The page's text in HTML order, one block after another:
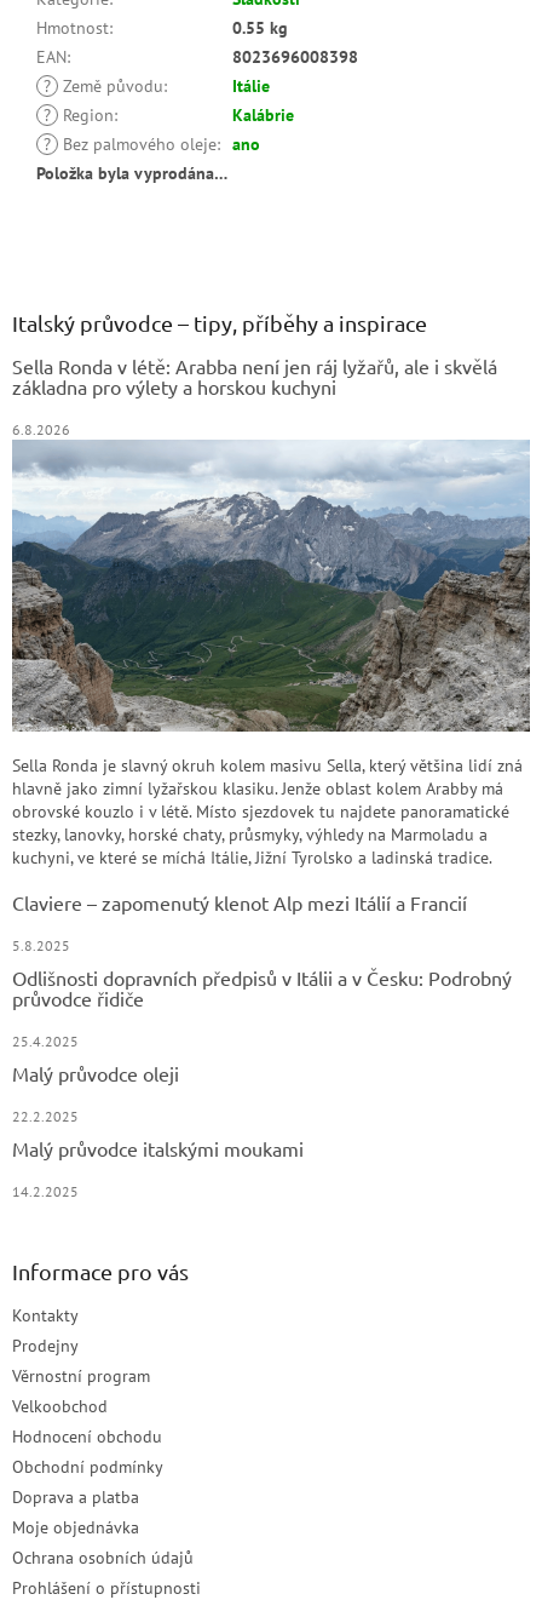
Hmotnost:
0.55 kg
EAN:
8023696008398
? Země původu:
Itálie
?
Region:
Kalábrie
?
Bez palmového oleje: ano
Položka byla vyprodána…
Italský průvodce – tipy, příběhy a inspirace
Sella Ronda v létě: Arabba není jen ráj lyžařů, ale i skvělá
základna pro výlety a horskou kuchyni
6.8.2026
Sella Ronda je slavný okruh kolem masivu Sella, který většina lidí zná
hlavně jako zimní lyžařskou klasiku. Jenže oblast kolem Arabby má
obrovské kouzlo i v létě. Místo sjezdovek tu najdete panoramatické
stezky, lanovky, horské chaty, průsmyky, výhledy na Marmoladu a
kuchyni, ve které se míchá Itálie, Jižní Tyrolsko a ladinská tradice.
Claviere – zapomenutý klenot Alp mezi Itálií a Francií
5.8.2025
Odlišnosti dopravních předpisů v Itálii a v Česku: Podrobný
průvodce řidiče
25.4.2025
Malý průvodce oleji
22.2.2025
Malý průvodce italskými moukami
14.2.2025
Informace pro vás
Kontakty
Prodejny
Věrnostní program
Velkoobchod
Hodnocení obchodu
Obchodní podmínky
Doprava a platba
Moje objednávka
Ochrana osobních údajů
Prohlášení o přístupnosti